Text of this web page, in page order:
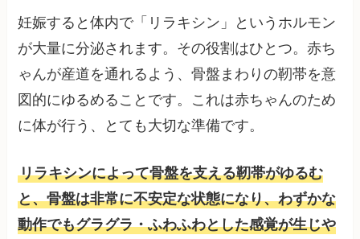
妊娠すると体内で「リラキシン」というホルモン
が大量に分泌されます。その役割はひとつ。赤ち
ゃんが産道を通れるよう、骨盤まわりの靭帯を意
図的にゆるめることです。これは赤ちゃんのため
に体が行う、とても大切な準備です。
リラキシンによって骨盤を支える靭帯がゆるむ
と、骨盤は非常に不安定な状態になり、わずかな
動作でもグラグラ・ふわふわとした感覚が生じや